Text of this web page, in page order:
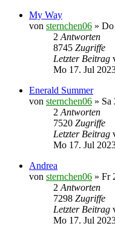
My Way
von sternchen06 » Do
2 Antworten
8745 Zugriffe
Letzter Beitrag
Mo 17. Jul
Enerald Summer
von sternchen06 » Sa
2 Antworten
7520 Zugriffe
Letzter Beitrag
Mo 17. Jul
Andrea
von sternchen06 » Fr
2 Antworten
7298 Zugriffe
Letzter Beitrag
Mo 17. Jul